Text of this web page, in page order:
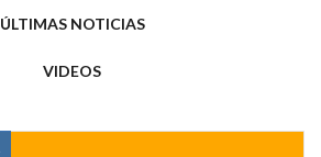
ÚLTIMAS NOTICIAS
VIDEOS